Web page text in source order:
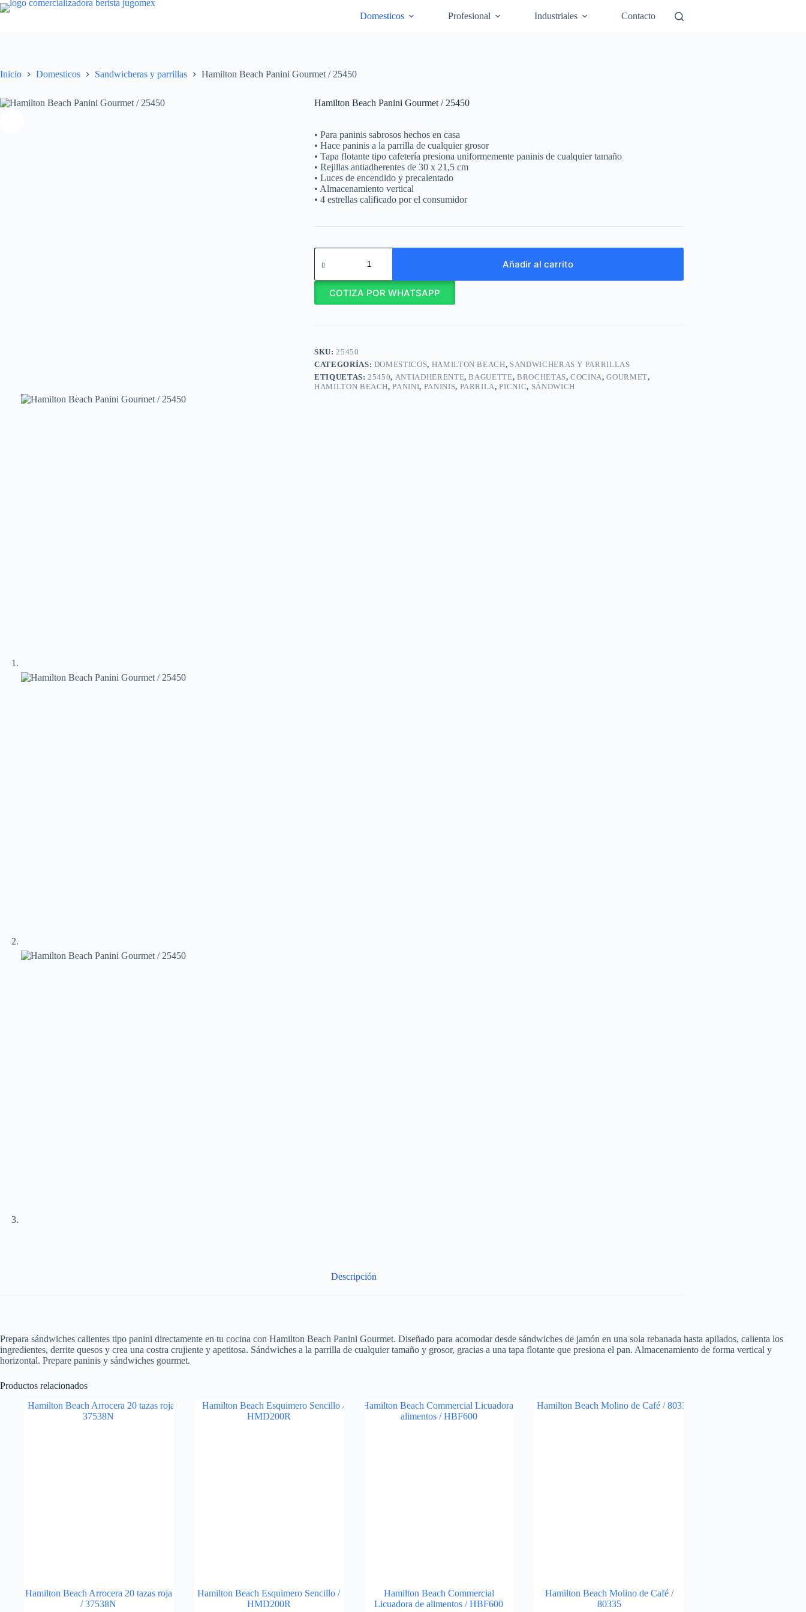
Saltar
al
Domesticos Profesional Industriales Contacto
Inicio Domesticos Sandwicheras y parrillas Hamilton Beach Panini Gourmet / 25450
Hamilton Beach Panini Gourmet / 25450
• Para paninis sabrosos hechos en casa
• Hace paninis a la parrilla de cualquier grosor
• Tapa flotante tipo cafetería presiona uniformemente paninis de cualquier tamaño
• Rejillas antiadherentes de 30 x 21,5 cm
• Luces de encendido y precalentado
• Almacenamiento vertical
• 4 estrellas calificado por el consumidor
Hamilton
Beach
Gourmet
25450
Añadir al carrito
COTIZA POR WHATSAPP
SKU:25450
CATEGORÍAS: DOMESTICOS, HAMILTON BEACH, SANDWICHERAS Y PARRILLAS
ETIQUETAS:25450, ANTIADHERENTE,BAGUETTE, BROCHETAS,COCINA,GOURMET,
HAMILTON BEACH,PANINI, PANINIS, PARRILA,PICNIC, SÁNDWICH
Descripción
Prepara sándwiches calientes tipo panini directamente en tu cocina con Hamilton Beach Panini Gourmet. Diseñado para acomodar desde sándwiches de jamón en una sola rebanada hasta apilados, calienta los
ingredientes, derrite quesos y crea una costra crujiente y apetitosa. Sándwiches a la parrilla de cualquier tamaño y grosor, gracias a una tapa flotante que presiona el pan. Almacenamiento de forma vertical y
horizontal. Prepare paninis y sándwiches gourmet.
Productos relacionados
Hamilton Beach Arrocera 20 tazas roja
/ 37538N
Hamilton Beach Esquimero Sencillo /
HMD200R
Hamilton Beach Commercial
Licuadora de alimentos / HBF600
Hamilton Beach Molino de Café /
80335